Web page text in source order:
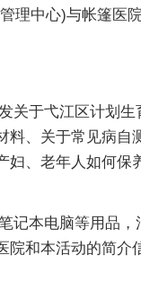
理中心)与帐篷医
于弋江区计划生
料、关于常见病自
妇、老年人如何保
本电脑等用品，
院和本活动的简介